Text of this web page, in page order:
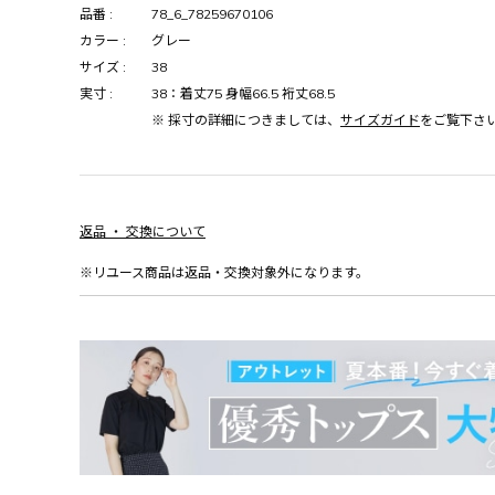
品番 :
78_6_78259670106
カラー :
グレー
サイズ :
38
実寸 :
38：着丈75 身幅66.5 裄丈68.5
※ 採寸の詳細につきましては、 サイズガイドをご覧下さ
返品 ・ 交換について
※リユース商品は返品・交換対象外になります。